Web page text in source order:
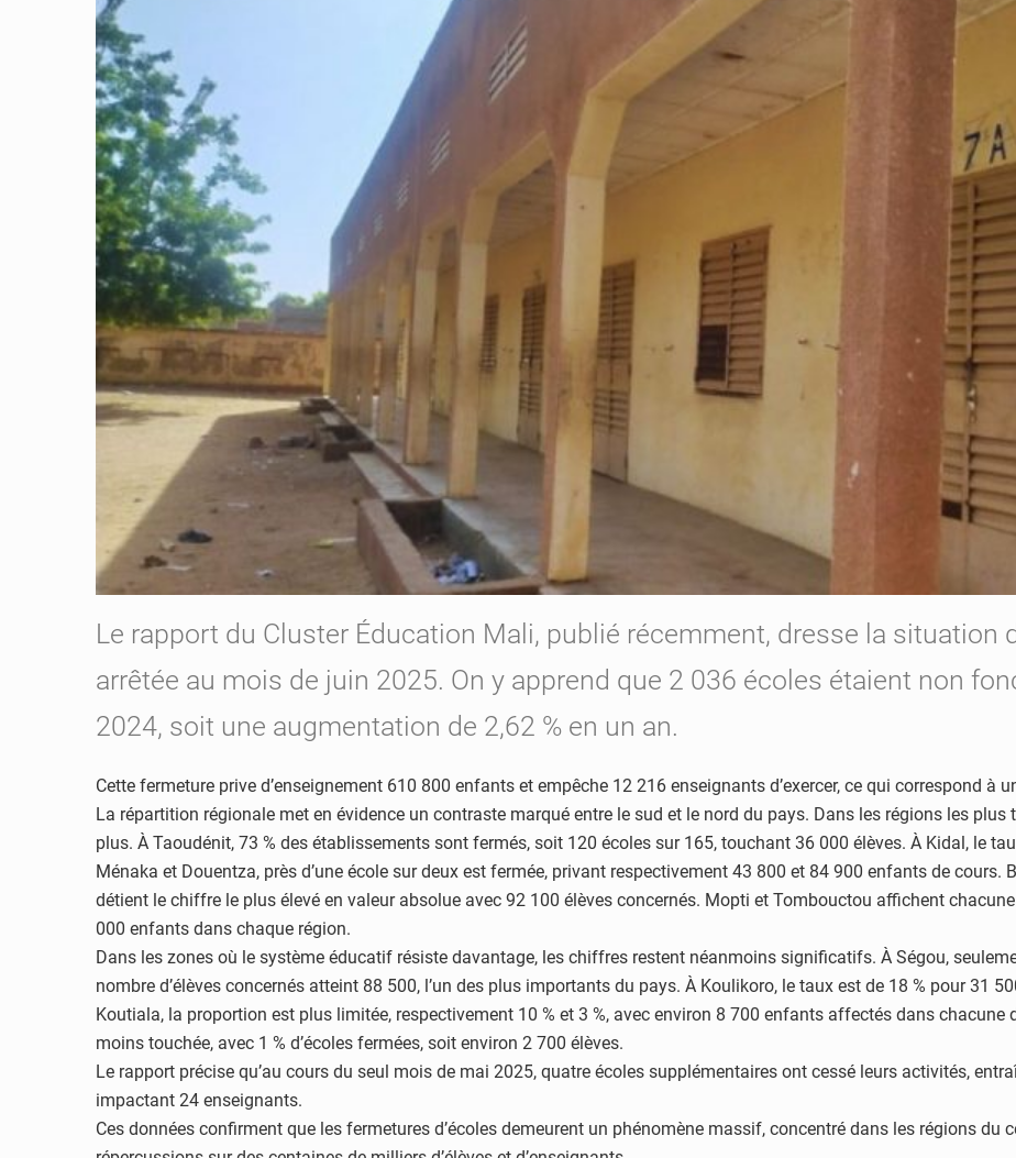
Le rapport du Cluster Éducation Mali, publié récemment, dresse la situation
arrêtée au mois de juin 2025. On y apprend que 2 036 écoles étaient non
2024, soit une augmentation de 2,62 % en un an.
Cette fermeture prive d’enseignement 610 800 enfants et empêche 12 216 enseignants d’exercer, ce qui correspond à
La répartition régionale met en évidence un contraste marqué entre le sud et le nord du pays. Dans les régions les
plus. À Taoudénit, 73 % des établissements sont fermés, soit 120 écoles sur 165, touchant 36 000 élèves. À Kidal, le
Ménaka et Douentza, près d’une école sur deux est fermée, privant respectivement 43 800 et 84 900 enfants de cours.
détient le chiffre le plus élevé en valeur absolue avec 92 100 élèves concernés. Mopti et Tombouctou affichent chacune
000 enfants dans chaque région.
Dans les zones où le système éducatif résiste davantage, les chiffres restent néanmoins significatifs. À Ségou,
nombre d’élèves concernés atteint 88 500, l’un des plus importants du pays. À Koulikoro, le taux est de 18 % pour 31
Koutiala, la proportion est plus limitée, respectivement 10 % et 3 %, avec environ 8 700 enfants affectés dans chacune
moins touchée, avec 1 % d’écoles fermées, soit environ 2 700 élèves.
Le rapport précise qu’au cours du seul mois de mai 2025, quatre écoles supplémentaires ont cessé leurs activités,
impactant 24 enseignants.
Ces données confirment que les fermetures d’écoles demeurent un phénomène massif, concentré dans les régions du